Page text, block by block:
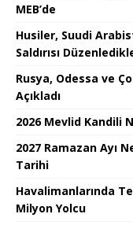
MEB’de
Husiler, Suudi
Saldırısı
Rusya, Odessa ve
Açıkladı
2026 Mevlid Kandili
2027 Ramazan Ayı
Tarihi
Havalimanlarında
Milyon Yolcu